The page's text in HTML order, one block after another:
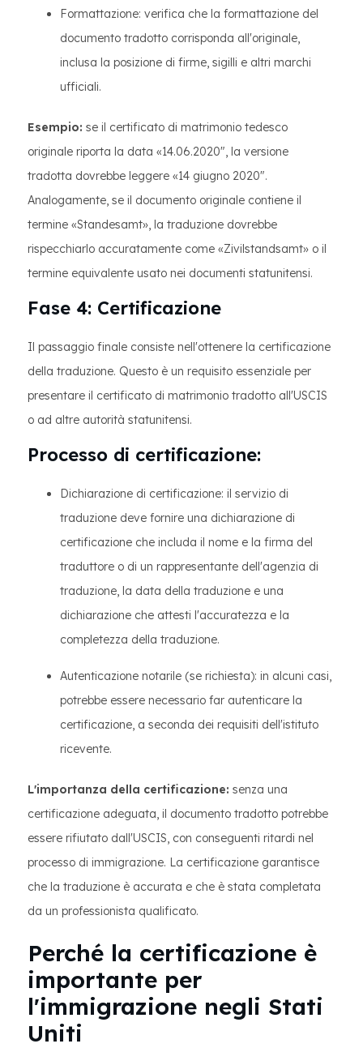
Formattazione: verifica che la formattazione del
documento tradotto corrisponda all'originale,
inclusa la posizione di firme, sigilli e altri marchi
ufficiali.
Esempio: se il certificato di matrimonio tedesco
originale riporta la data «14.06.2020", la versione
tradotta dovrebbe leggere «14 giugno 2020".
Analogamente, se il documento originale contiene il
termine «Standesamt», la traduzione dovrebbe
rispecchiarlo accuratamente come «Zivilstandsamt» o il
termine equivalente usato nei documenti statunitensi.
Fase 4: Certificazione
Il passaggio finale consiste nell'ottenere la certificazione
della traduzione. Questo è un requisito essenziale per
presentare il certificato di matrimonio tradotto all'USCIS
o ad altre autorità statunitensi.
Processo di certificazione:
Dichiarazione di certificazione: il servizio di
traduzione deve fornire una dichiarazione di
certificazione che includa il nome e la firma del
traduttore o di un rappresentante dell'agenzia di
traduzione, la data della traduzione e una
dichiarazione che attesti l'accuratezza e la
completezza della traduzione.
Autenticazione notarile (se richiesta): in alcuni casi,
potrebbe essere necessario far autenticare la
certificazione, a seconda dei requisiti dell'istituto
ricevente.
L'importanza della certificazione: senza una
certificazione adeguata, il documento tradotto potrebbe
essere rifiutato dall'USCIS, con conseguenti ritardi nel
processo di immigrazione. La certificazione garantisce
che la traduzione è accurata e che è stata completata
da un professionista qualificato.
Perché la certificazione è
importante per
l'immigrazione negli Stati
Uniti